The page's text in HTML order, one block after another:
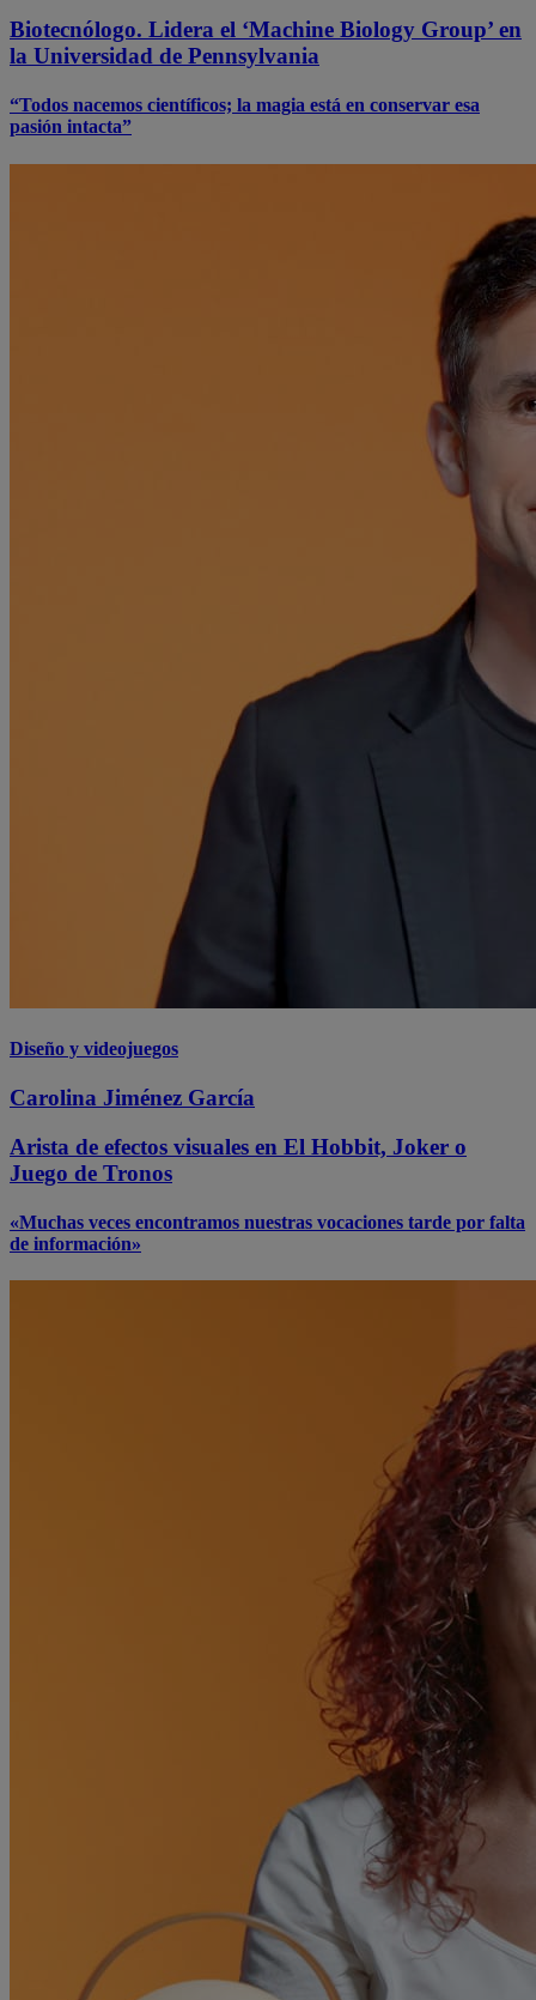
Biotecnólogo. Lidera el ‘Machine Biology Group’ en
la Universidad de Pennsylvania
“Todos nacemos científicos; la magia está en conservar esa
pasión intacta”
Diseño y videojuegos
Carolina Jiménez García
Arista de efectos visuales en El Hobbit, Joker o
Juego de Tronos
«Muchas veces encontramos nuestras vocaciones tarde por falta
de información»